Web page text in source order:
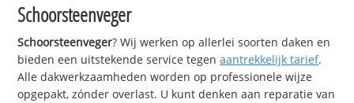
Schoorsteenveger
Schoorsteenveger? Wij werken op allerlei soorten daken en
bieden een uitstekende service tegenaantrekkelijk tarief.
Alle dakwerkzaamheden worden op professionele wijze
opgepakt, zónder overlast. U kunt denken aan reparatie van